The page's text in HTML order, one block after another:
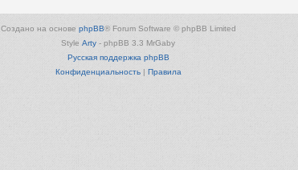
Создано на основе phpBB® Forum Software © phpBB Limited
Style Arty - phpBB 3.3 MrGaby
Русская поддержка phpBB
Конфиденциальность| Правила